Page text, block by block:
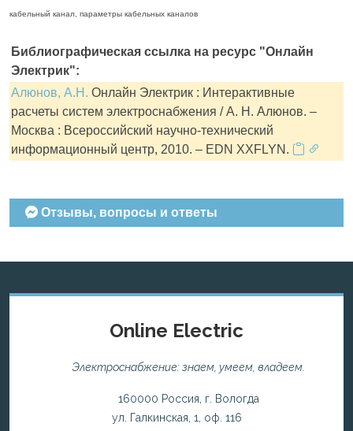
кабельный канал, параметры кабельных каналов
Библиографическая ссылка на ресурс "Онлайн
Электрик":
Алюнов, А.Н. Онлайн Электрик : Интерактивные
расчеты систем электроснабжения / А. Н. Алюнов. –
Москва : Всероссийский научно-технический
информационный центр, 2010. – EDN XXFLYN.
Отзывы, вопросы и ответы
Online Electric
Электроснабжение: знаем, умеем, владеем.
160000 Россия, г. Вологда
ул. Галкинская, 1, оф. 116